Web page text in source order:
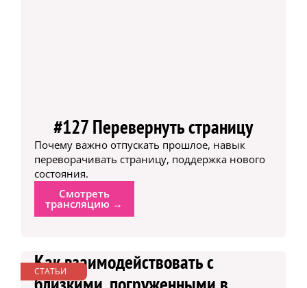
#127 Перевернуть страницу
Почему важно отпускать прошлое, навык
переворачивать страницу, поддержка нового
состояния.
Смотреть
трансляцию →
СТАТЬИ
Как взаимодействовать с